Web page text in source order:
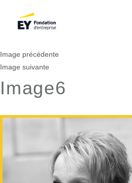
Image précédente
Image suivante
Image6